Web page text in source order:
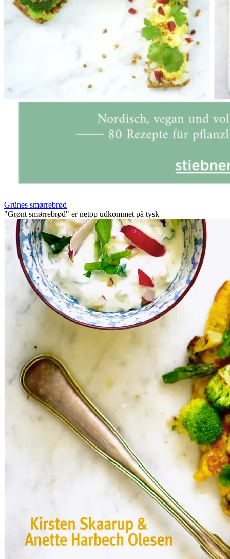
Grünes smørrebrød
"Grønt smørrebrød" er netop udkommet på tysk